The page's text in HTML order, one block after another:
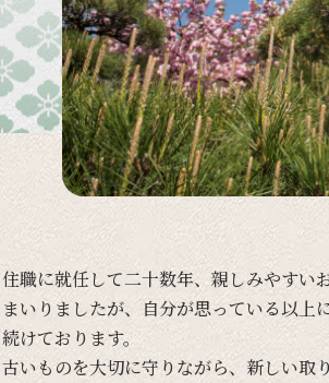
住職に就任して二十数年、 親しみやすい
まいりましたが、自分が思っている以上
続けております。
古いものを大切に守りながら、 新しい取